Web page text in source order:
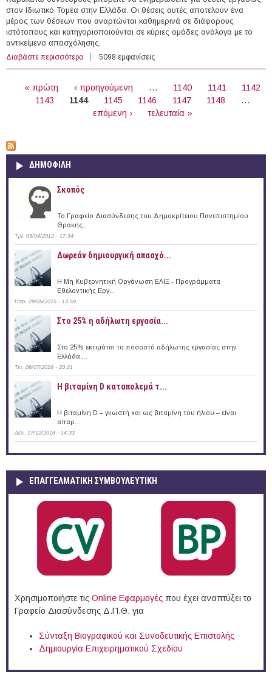
στον Ιδιωτικό Τομέα στην Ελλάδα. Οι θέσεις αυτές αποτελούν ένα
μέρος των θέσεων που αναρτώνται καθημερινά σε διάφορους
ιστότοπους και κατηγοριοποιούνται σε κύριες ομάδες ανάλογα με το
αντικείμενο απασχόλησης.
Διαβάστε περισσότερα για 260 θέσεις εργασίας στον Ιδιωτικό Τομέα στην
Ελλάδα (04/10/2016)
5098 εμφανίσεις
« πρώτη ‹ προηγούμενη … 1140 1141
1142
1143
1144 1145 1146 1147 1148
…
επόμενη ›
τελευταία »
ΔΗΜΟΦΙΛΗ
Σκοπός
Το Γραφείο Διασύνδεσης του Δημοκρίτειου Πανεπιστημίου
Θράκης...
Τρί, 03/04/2012 - 17:34
Δωρεάν δημιουργική απασχό...
Η Μη Κυβερνητική Οργάνωση ΕΛΙΞ - Προγράμματα
Εθελοντικής Εργ...
Παρ, 29/05/2015 - 13:59
Στο 25% η αδήλωτη εργασία...
Στο 25% εκτιμάται το ποσοστό αδήλωτης εργασίας στην
Ελλάδα,...
Τετ, 06/07/2016 - 20:21
Η βιταμίνη D καταπολεμά τ...
Η βιταμίνη D – γνωστή και ως βιταμίνη του ήλιου – είναι
απαρ...
Δευ, 17/12/2018 - 14:33
ΕΠΑΓΓΕΛΜΑΤΙΚΉ ΣΥΜΒΟΥΛΕΥΤΙΚΉ
Χρησιμοποιήστε τις Online Eφαρμογές που έχει αναπτύξει το
Γραφείο Διασύνδεσης Δ.Π.Θ. για
Σύνταξη Βιογραφικού και Συνοδευτικής Επιστολής
Δημιουργία Επιχειρηματικού Σχεδίου